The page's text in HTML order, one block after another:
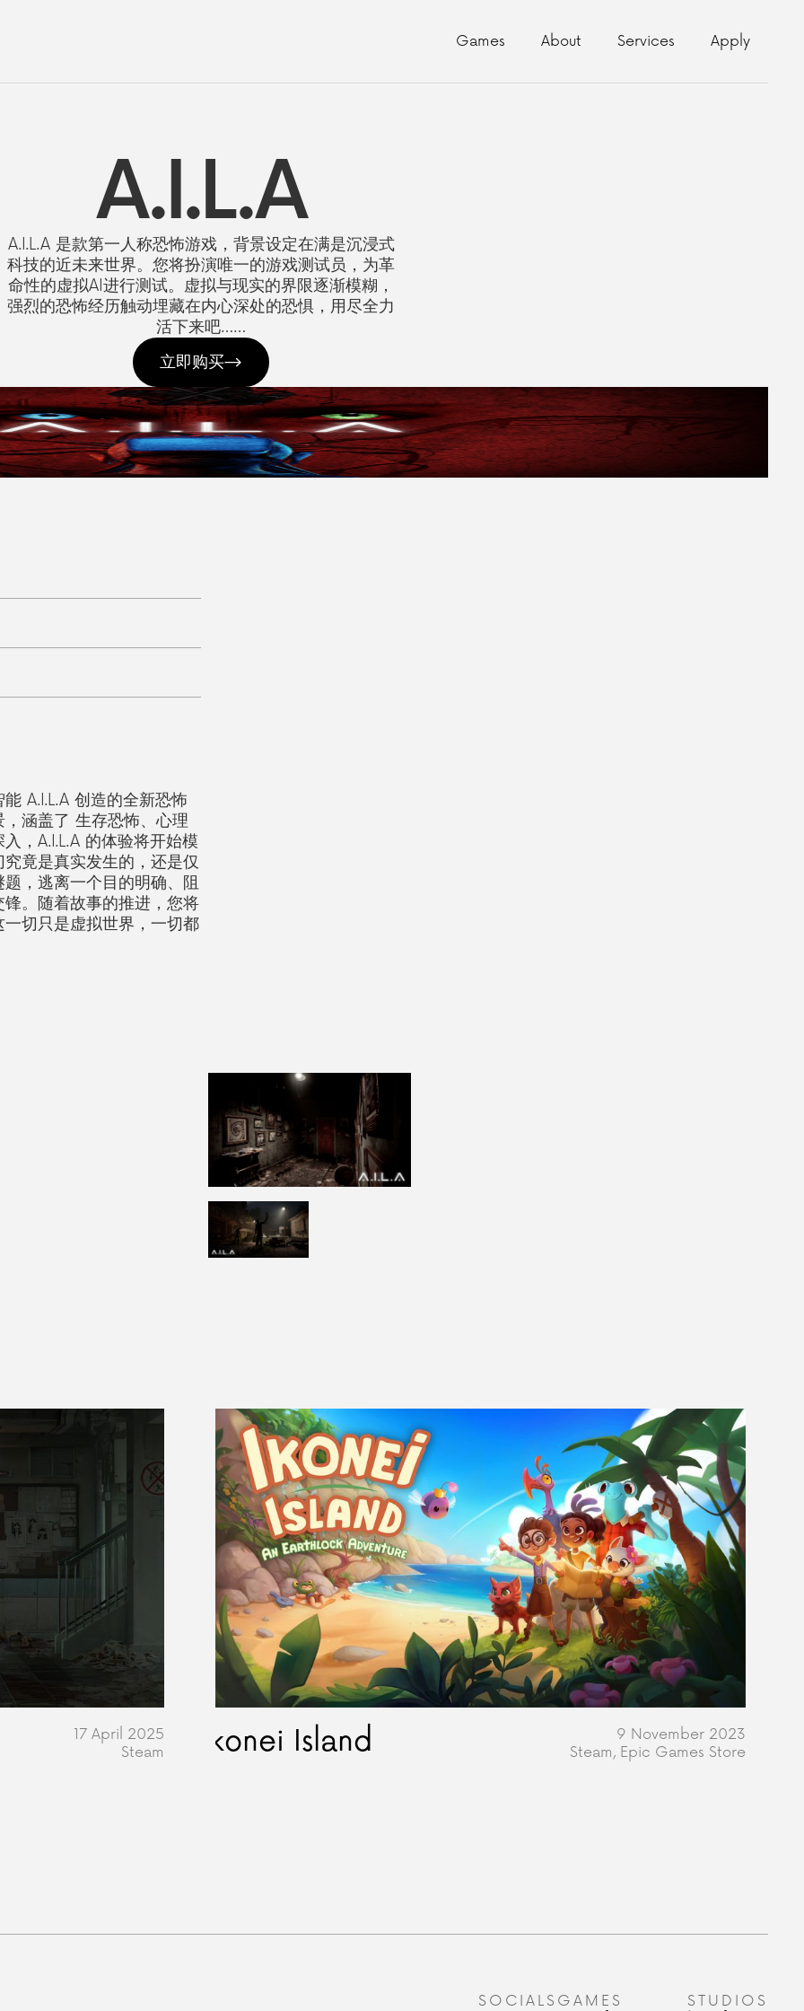
Games About Services Apply
A.I.L.A
A.I.L.A 是款第一人称恐怖游戏，背景设定在满是沉浸式
科技的近未来世界。您将扮演唯一的游戏测试员，为革
命性的虚拟AI进行测试。虚拟与现实的界限逐渐模糊，
强烈的恐怖经历触动埋藏在内心深处的恐惧，用尽全力
活下来吧……
立即购买
A.I.L.A 创造的全新恐怖
涵盖了 生存恐怖、心理
，A.I.L.A 的体验将开始模
竟是真实发生的，还是仅
，逃离一个目的明确、阻
。随着故事的推进，您将
切只是虚拟世界，一切都
17 April 2025
Steam
Ikonei Island
9 November 2023
Steam, Epic Games Store
SOCIALS GAMES STUDIOS